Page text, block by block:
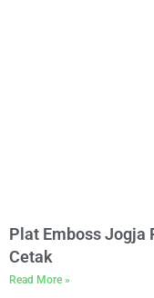
Plat Emboss Jogja
Cetak
Read More »